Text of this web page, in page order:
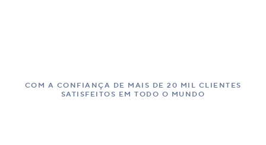
COM A CONFIANÇA DE MAIS DE 20 MIL CLIENTES
SATISFEITOS EM TODO O MUNDO